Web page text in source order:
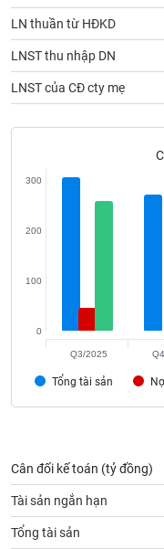
LN thuần từ HĐKD
LNST thu nhập DN
LNST của CĐ cty mẹ
Tổng tài sản
0
100
200
300
Q3/2025
Cân đối kế toán (tỷ đồng)
Tài sản ngắn hạn
Tổng tài sản
Bài
viết
của
tác
giả
Báo
(-)
Dịch
(-)
Đào
tạo